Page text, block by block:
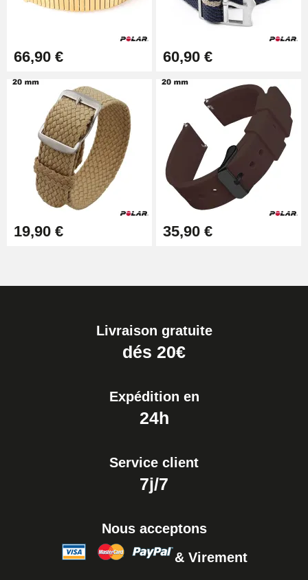
66,90 € 60,90 €
19,90 € 35,90 €
Livraison gratuite
dés 20€
Expédition en
24h
Service client
7j/7
Nous acceptons
& Virement